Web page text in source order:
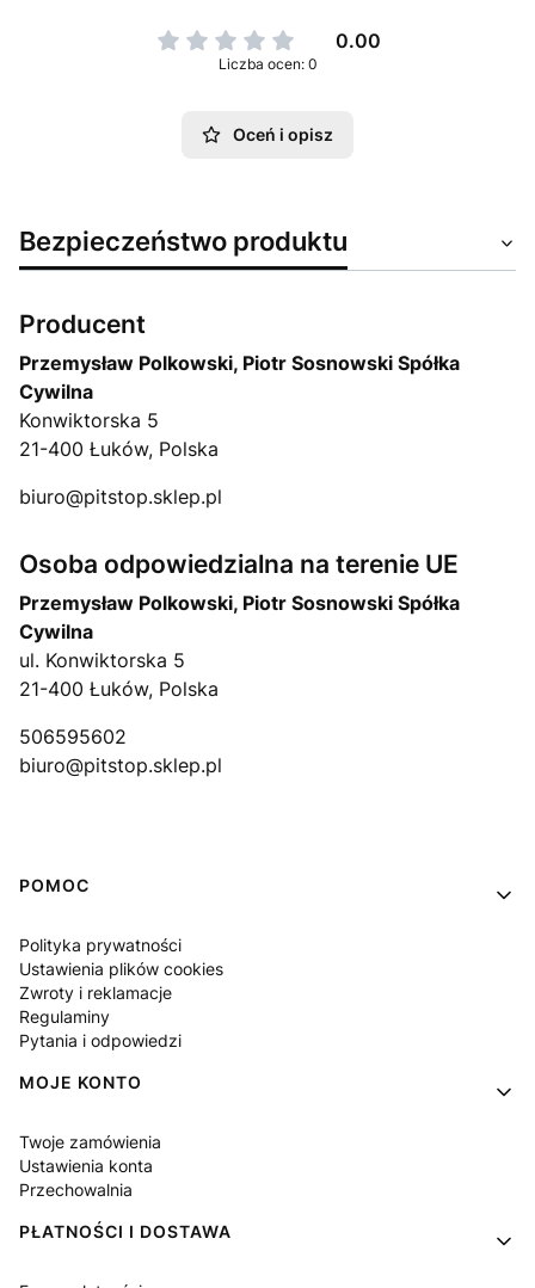
0.00
Liczba ocen: 0
Oceń i opisz
Bezpieczeństwo produktu
Producent
Przemysław Polkowski, Piotr Sosnowski Spółka
Cywilna
Konwiktorska 5
21-400 Łuków, Polska
biuro@pitstop.sklep.pl
Osoba odpowiedzialna na terenie UE
Przemysław Polkowski, Piotr Sosnowski Spółka
Cywilna
ul. Konwiktorska 5
21-400 Łuków, Polska
506595602
biuro@pitstop.sklep.pl
Linki w stopce
POMOC
Polityka prywatności
Ustawienia plików cookies
Zwroty i reklamacje
Regulaminy
Pytania i odpowiedzi
MOJE KONTO
Twoje zamówienia
Ustawienia konta
Przechowalnia
PŁATNOŚCI I DOSTAWA